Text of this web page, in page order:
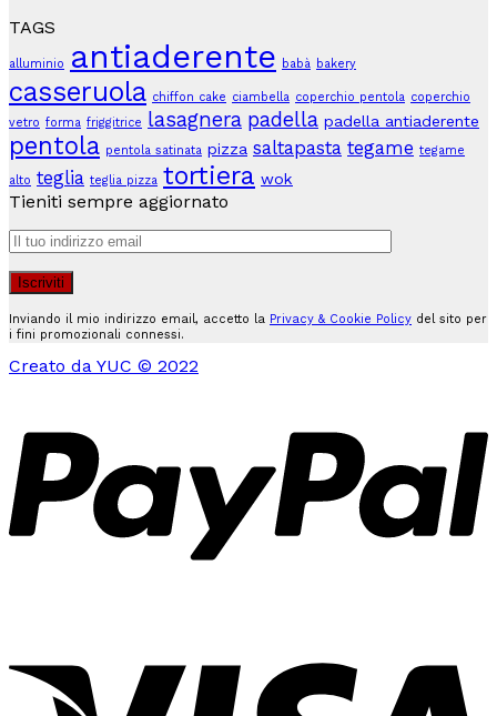
TAGS
alluminio antiaderente babà bakery
casseruola chiffon cake ciambella coperchio pentola coperchio
vetro forma friggitrice lasagnera padella padella antiaderente
pentola pentola satinata pizza saltapasta tegame tegame
alto teglia teglia pizza tortiera wok
Tieniti sempre aggiornato
Inviando il mio indirizzo email, accetto la Privacy & Cookie Policy del sito per
i fini promozionali connessi.
Creato da YUC © 2022